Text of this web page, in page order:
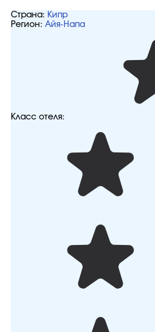
Страна: Кипр
Регион: Айя-Напа
Класс отеля: